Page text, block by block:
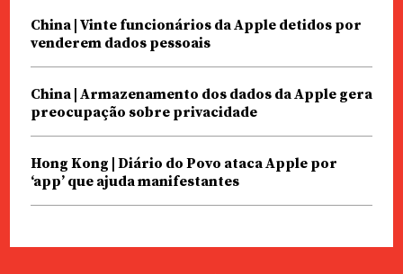
China | Vinte funcionários da Apple detidos por
venderem dados pessoais
China | Armazenamento dos dados da Apple gera
preocupação sobre privacidade
Hong Kong | Diário do Povo ataca Apple por
‘app’ que ajuda manifestantes